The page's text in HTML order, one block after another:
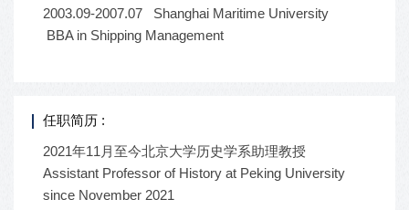
2003.09-2007.07 Shanghai Maritime University
BBA in Shipping Management
任职简历 :
2021年11月至今北京大学历史学系助理教授
Assistant Professor of History at Peking University
since November 2021